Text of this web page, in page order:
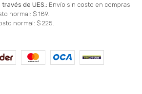
de UES.: Envío sin costo en compras
normal: $ 189.
normal: $ 225.